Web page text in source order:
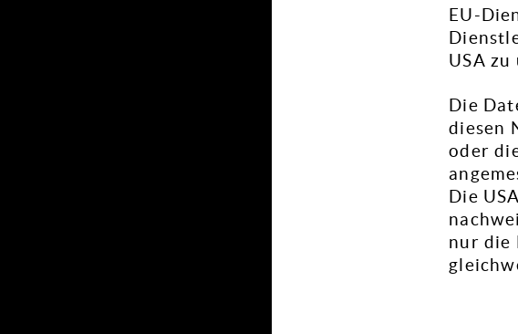
EU-
USA zu
Die
diesen
oder
Die
nur die